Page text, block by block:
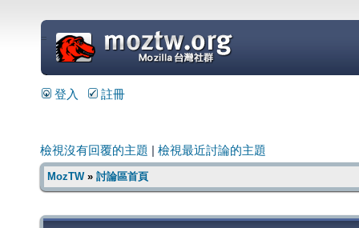
=
登入 註冊
檢視沒有回覆的主題 檢視最近討論的主題
MozTW» 討論區首頁